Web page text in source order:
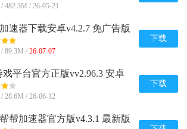
482.3M / 26-05-21
速器下载安卓v4.2.7 免广告版
89.3M / 26-07-07
下载
戏平台官方正版vv2.96.3 安卓
28.6M / 26-06-12
下载
帮加速器官方版v4.3.1 最新版